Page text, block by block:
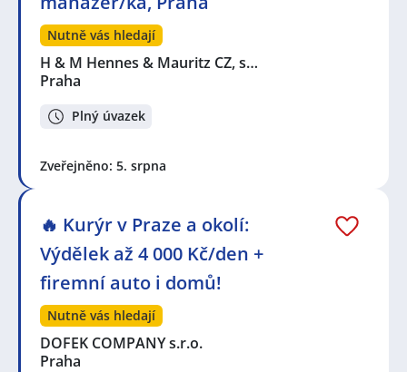
Nutně vás hledají
H & M Hennes & Mauritz CZ, s…
Praha
Plný úvazek
Zveřejněno: 5. srpna
🔥 Kurýr v Praze a okolí:
Výdělek až 4 000 Kč/den +
firemní auto i domů!
Nutně vás hledají
DOFEK COMPANY s.r.o.
Praha